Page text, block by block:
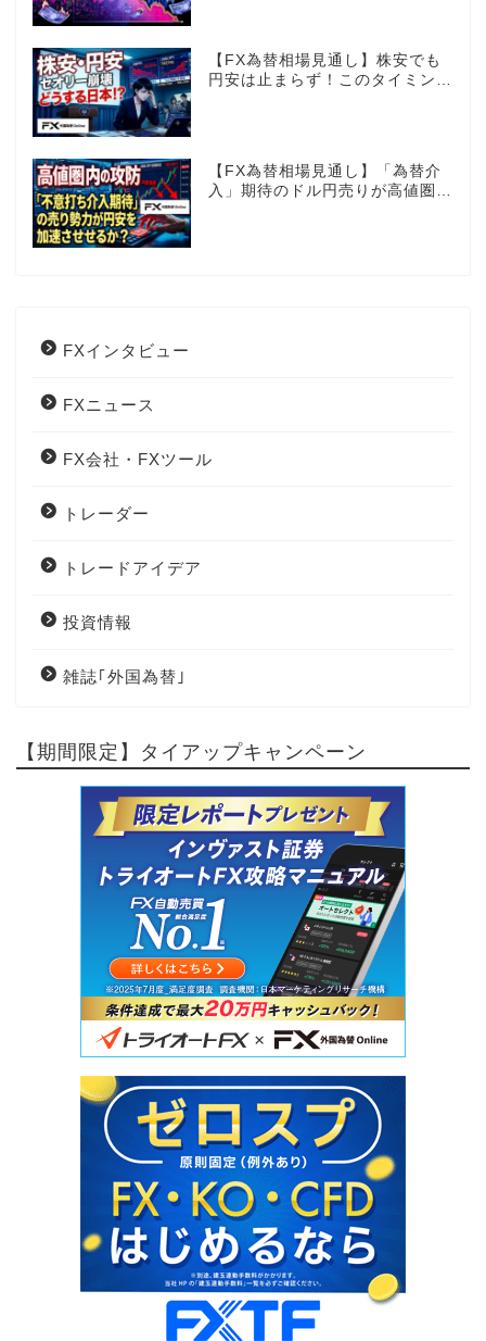
【FX為替相場見通し】株安でも
円安は止まらず！このタイミング
【FX為替相場見通し】「為替介
入」期待のドル円売りが高値圏を
FXインタビュー
FXニュース
FX会社・FXツール
トレーダー
トレードアイデア
投資情報
雑誌｢外国為替｣
【期間限定】タイアップキャンペーン